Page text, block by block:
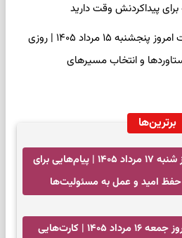
فال سرنوشت امروز پنجشنبه ۱۵ مرداد ۱۴۰۵ | روزی
و انتخاب مسیرهای
برترین‌ها
فال انبیا امروز شنبه ۱۷ مرداد ۱۴۰۵ | پیام‌هایی برای
امید و عمل به مسئولیت‌ها
فال تاروت امروز جمعه ۱۶ مرداد ۱۴۰۵ | کارت‌هایی